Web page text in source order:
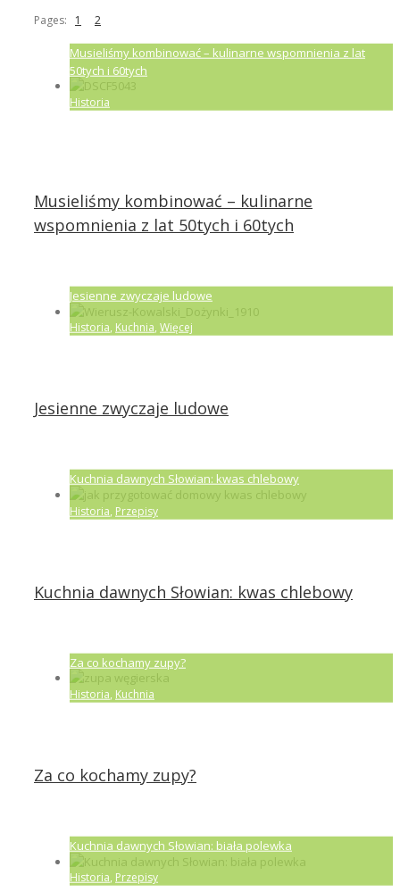
Pages: 1 2
Musieliśmy kombinować – kulinarne wspomnienia z lat
50tych i 60tych
Historia
Musieliśmy kombinować – kulinarne
wspomnienia z lat 50tych i 60tych
Jesienne zwyczaje ludowe
Historia, Kuchnia, Więcej
Jesienne zwyczaje ludowe
Kuchnia dawnych Słowian: kwas chlebowy
Historia Przepisy
Kuchnia dawnych Słowian: kwas chlebowy
Za co kochamy zupy?
Historia, Kuchnia
Za co kochamy zupy?
Kuchnia dawnych Słowian: biała polewka
Historia, Przepisy